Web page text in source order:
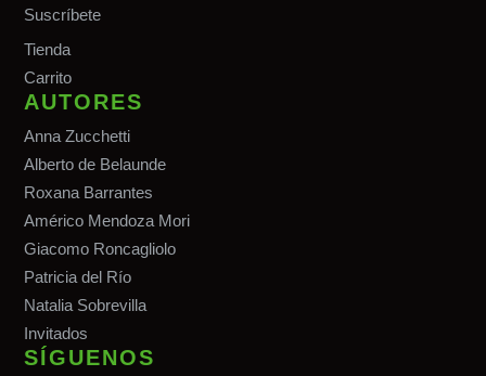
Suscríbete
Tienda
Carrito
AUTORES
Anna Zucchetti
Alberto de Belaunde
Roxana Barrantes
Américo Mendoza Mori
Giacomo Roncagliolo
Patricia del Río
Natalia Sobrevilla
Invitados
SÍGUENOS